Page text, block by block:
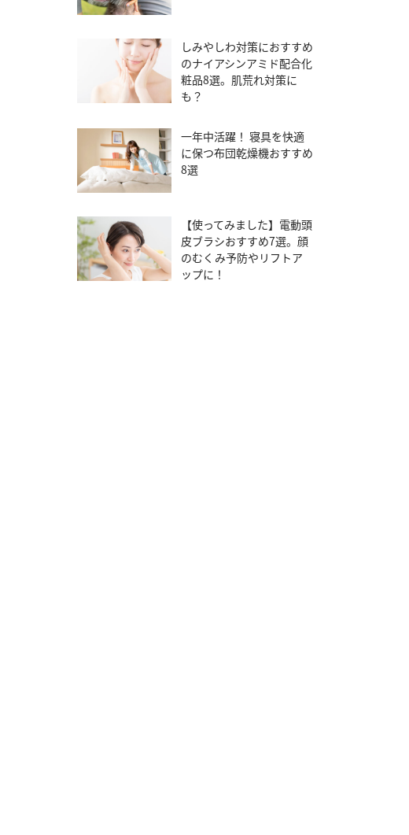
しみやしわ対策におすすめ
のナイアシンアミド配合化
粧品8選。肌荒れ対策に
も？
一年中活躍！ 寝具を快適
に保つ布団乾燥機おすすめ
8選
【使ってみました】電動頭
皮ブラシおすすめ7選。顔
のむくみ予防やリフトア
ップに！